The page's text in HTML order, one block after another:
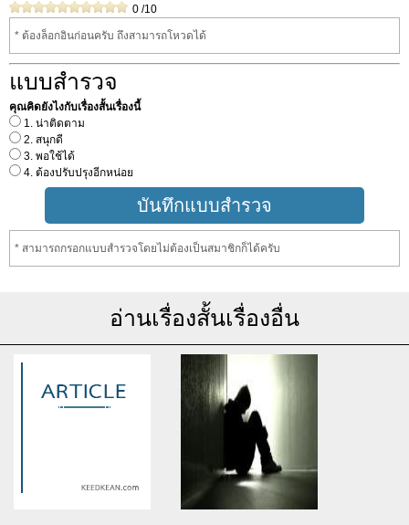
0 /10
* ต้องล็อกอินก่อนครับ ถึงสามารถโหวดได้
แบบสำรวจ
คุณคิดยังไงกับเรื่องสั้นเรื่องนี้
1. น่าติดตาม
2. สนุกดี
3. พอใช้ได้
4. ต้องปรับปรุงอีกหน่อย
* สามารถกรอกแบบสำรวจโดยไม่ต้องเป็นสมาชิกก็ได้ครับ
อ่านเรื่องสั้นเรื่องอื่น